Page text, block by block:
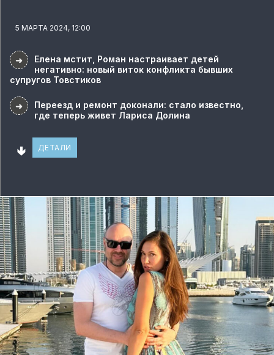
5 МАРТА 2024, 12:00
➜
Елена мстит, Роман настраивает детей
негативно: новый виток конфликта бывших
супругов Товстиков
➜
Переезд и ремонт доконали: стало известно,
где теперь живет Лариса Долина
🢃 ДЕТАЛИ